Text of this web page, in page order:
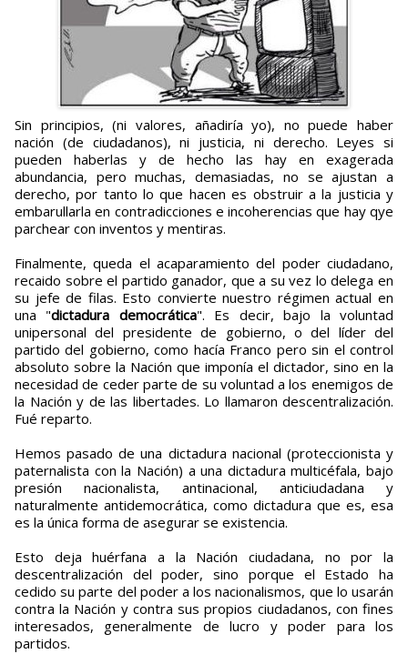
Sin principios, (ni valores, añadiría yo), no puede haber
nación (de ciudadanos), ni justicia, ni derecho. Leyes si
pueden haberlas y de hecho las hay en exagerada
abundancia, pero muchas, demasiadas, no se ajustan a
derecho, por tanto lo que hacen es obstruir a la justicia y
embarullarla en contradicciones e incoherencias que hay qye
parchear con inventos y mentiras.
Finalmente, queda el acaparamiento del poder ciudadano,
recaido sobre el partido ganador, que a su vez lo delega en
su jefe de filas. Esto convierte nuestro régimen actual en
una "dictadura democrática". Es decir, bajo la voluntad
unipersonal del presidente de gobierno, o del líder del
partido del gobierno, como hacía Franco pero sin el control
absoluto sobre la Nación que imponía el dictador, sino en la
necesidad de ceder parte de su voluntad a los enemigos de
la Nación y de las libertades. Lo llamaron descentralización.
Fué reparto.
Hemos pasado de una dictadura nacional (proteccionista y
paternalista con la Nación) a una dictadura multicéfala, bajo
presión nacionalista, antinacional, anticiudadana y
naturalmente antidemocrática, como dictadura que es, esa
es la única forma de asegurar se existencia.
Esto deja huérfana a la Nación ciudadana, no por la
descentralización del poder, sino porque el Estado ha
cedido su parte del poder a los nacionalismos, que lo usarán
contra la Nación y contra sus propios ciudadanos, con fines
interesados, generalmente de lucro y poder para los
partidos.